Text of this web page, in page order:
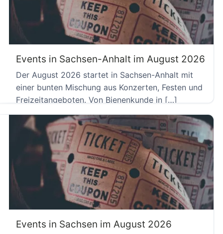
Events in Sachsen-Anhalt im August 2026
Der August 2026 startet in Sachsen-Anhalt mit
einer bunten Mischung aus Konzerten, Festen und
Freizeitangeboten. Von Bienenkunde in […]
Events in Sachsen im August 2026